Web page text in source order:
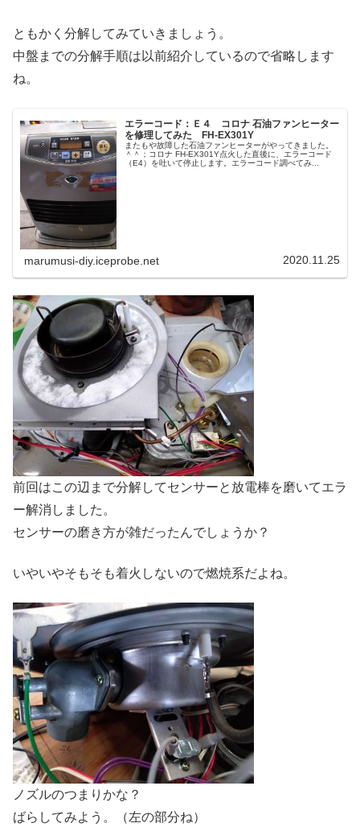
ともかく分解してみていきましょう。
中盤までの分解手順は以前紹介しているので省略します
ね。
エラーコード：Ｅ４ コロナ 石油ファンヒーター
を修理してみた FH-EX301Y
またもや故障した石油ファンヒーターがやってきました。
＾＾；コロナ FH-EX301Y点火した直後に、エラーコード
（E4）を吐いて停止します。エラーコード調べてみ...
marumusi-diy.iceprobe.net 2020.11.25
前回はこの辺まで分解してセンサーと放電棒を磨いてエラ
ー解消しました。
センサーの磨き方が雑だったんでしょうか？
いやいやそもそも着火しないので燃焼系だよね。
ノズルのつまりかな？
ばらしてみよう。（左の部分ね）